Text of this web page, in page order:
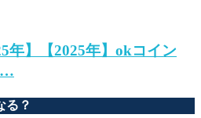
年】【2025年】okコイン
…
る？